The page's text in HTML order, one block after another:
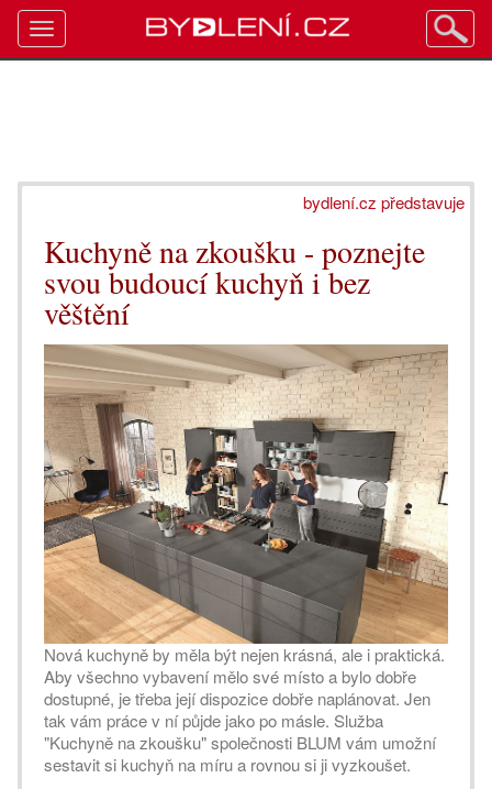
bydlení.cz představuje
Kuchyně na zkoušku - poznejte
svou budoucí kuchyň i bez
věštění
Nová kuchyně by měla být nejen krásná, ale i praktická.
Aby všechno vybavení mělo své místo a bylo dobře
dostupné, je třeba její dispozice dobře naplánovat. Jen
tak vám práce v ní půjde jako po másle. Služba
"Kuchyně na zkoušku" společnosti BLUM vám umožní
sestavit si kuchyň na míru a rovnou si ji vyzkoušet.
Toggle
navigation